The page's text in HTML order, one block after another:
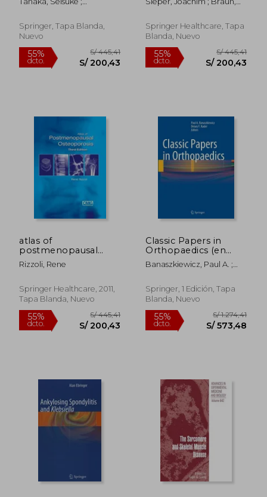
55% S/ 928,39 55% S/
Springer, Tapa Blanda,
Nuevo
Inglés)
Springer Healthcare, Tapa
Blanda, Nuevo
atlas of
postmenopausal
osteoporosis: third
edition (en Inglés)
Rizzoli, Rene
Springer Healthcare, 2011,
Tapa Blanda, Nuevo
Classic Papers in
Orthopaedics (en
Inglés)
Banaszkiewicz, Paul A. ;
Springer, 1 Edición, Tapa
Blanda, Nuevo